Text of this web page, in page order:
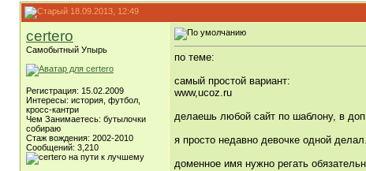
18.09.2013, 12:49
certero
Самобытный Упырь
Регистрация: 15.02.2009
Интересы: история, футбол,
кросс-кантри
Чем Занимаетесь: бутылочки
собираю
Стаж вождения: 2002-2010
Сообщений: 3,210
по теме:
самый простой вариант:
www,ucoz.ru
делаешь любой сайт по шаблону, в
я просто недавно девочке одной делал.
доменное имя нужно регать